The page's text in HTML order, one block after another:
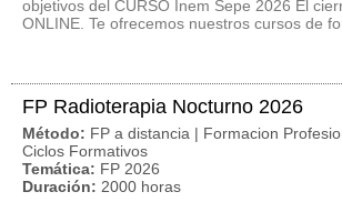
objetivos del CURSO Inem Sepe 2026 El
ONLINE. Te ofrecemos nuestros cursos de
FP Radioterapia Nocturno 2026
Método: FP a distancia | Formacion
Ciclos Formativos
Temática: FP 2026
Duración: 2000 horas